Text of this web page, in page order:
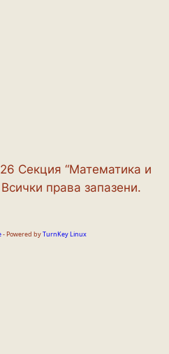
Секция “Математика и
права запазени.
- Powered byTurnKey Linux